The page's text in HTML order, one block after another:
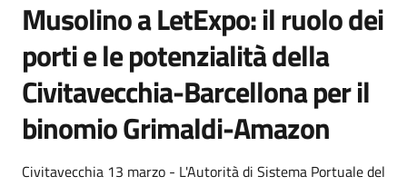
Musolino a LetExpo: il ruolo dei
porti e le potenzialità della
Civitavecchia-Barcellona per il
binomio Grimaldi-Amazon
Civitavecchia 13 marzo - L'Autorità di Sistema Portuale del